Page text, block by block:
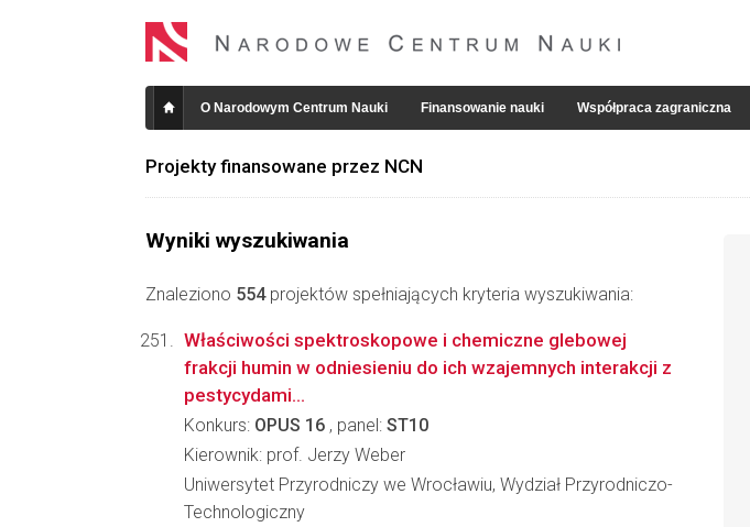
O Narodowym Centrum Nauki Finansowanie nauki Współpraca zagraniczna
Projekty finansowane przez NCN
Wyniki wyszukiwania
Znaleziono 554projektów spełniających kryteria wyszukiwania:
Właściwości spektroskopowe i chemiczne glebowej
frakcji humin w odniesieniu do ich wzajemnych interakcji z
pestycydami...
Konkurs: OPUS 16 , panel: ST10
Kierownik: prof. Jerzy Weber
Uniwersytet Przyrodniczy we Wrocławiu, Wydział Przyrodniczo-
Technologiczny